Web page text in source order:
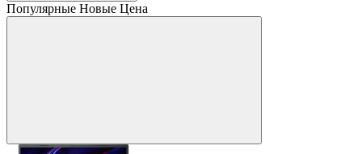
Популярные Новые Цена